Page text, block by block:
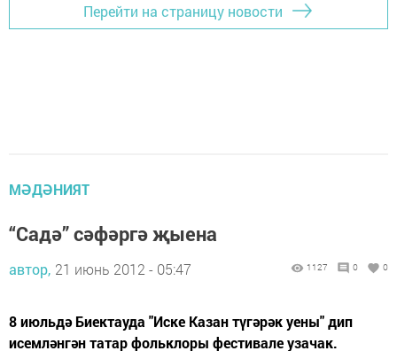
Перейти на страницу новости
МӘДӘНИЯТ
“Садә” сәфәргә җыена
автор, 21 июнь 2012 - 05:47 1127 0 0
8 июльдә Биектауда "Иске Казан түгәрәк уены" дип
исемләнгән татар фольклоры фестивале узачак.